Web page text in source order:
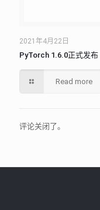
2021年4月22日
PyTorch 1.6.0正式发布
Read more
评论关闭了。